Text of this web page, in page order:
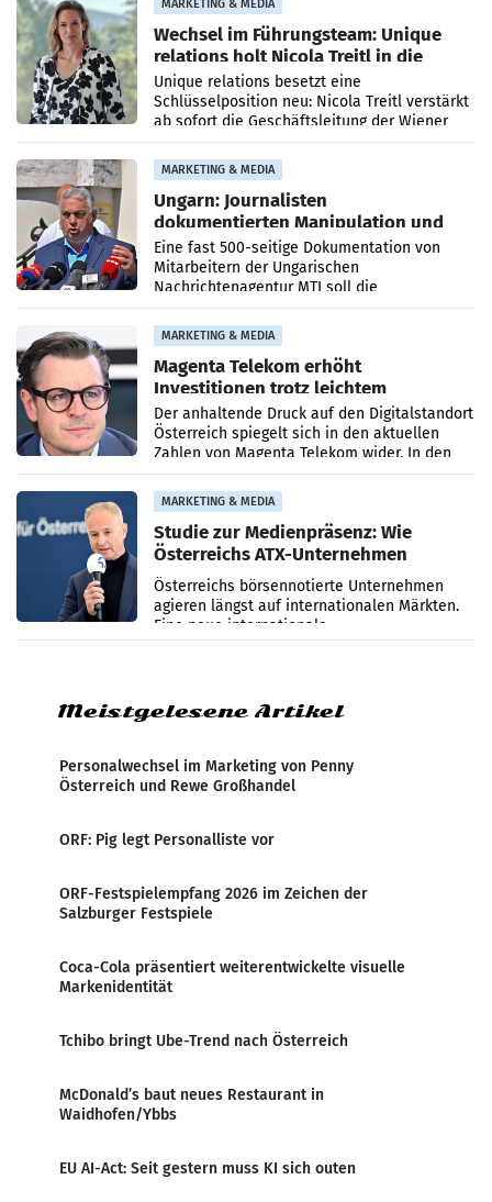
MARKETING & MEDIA
Wechsel im Führungsteam: Unique
relations holt Nicola Treitl in die
Geschäftsleitung
Unique relations besetzt eine
Schlüsselposition neu: Nicola Treitl verstärkt
ab sofort die Geschäftsleitung der Wiener
PR-Agentur an der Seite von Josef Kalina und
Anna Kalina-Mahr.
MARKETING & MEDIA
Ungarn: Journalisten
dokumentierten Manipulation und
Zensur
Eine fast 500-seitige Dokumentation von
Mitarbeitern der Ungarischen
Nachrichtenagentur MTI soll die
systematische Nachrichten-Manipulation und
Zensur bei der Agentur während der Zeit
MARKETING & MEDIA
Magenta Telekom erhöht
Investitionen trotz leichtem
Umsatzrückgang
Der anhaltende Druck auf den Digitalstandort
Österreich spiegelt sich in den aktuellen
Zahlen von Magenta Telekom wider. In den
ersten sechs Monaten des laufenden Jahres
verzeichnete
MARKETING & MEDIA
Studie zur Medienpräsenz: Wie
Österreichs ATX-Unternehmen
international wahrgenommen
werden
Österreichs börsennotierte Unternehmen
agieren längst auf internationalen Märkten.
Eine neue internationale
Medienresonanzanalyse untersucht die
Meistgelesene Artikel
Personalwechsel im Marketing von Penny
Österreich und Rewe Großhandel
ORF: Pig legt Personalliste vor
ORF-Festspielempfang 2026 im Zeichen der
Salzburger Festspiele
Coca-Cola präsentiert weiterentwickelte visuelle
Markenidentität
Tchibo bringt Ube-Trend nach Österreich
McDonald’s baut neues Restaurant in
Waidhofen/Ybbs
EU AI-Act: Seit gestern muss KI sich outen